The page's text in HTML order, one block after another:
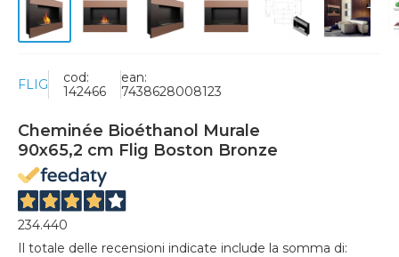
FLIG
cod:
142466
ean:
7438628008123
Cheminée Bioéthanol Murale
90x65,2 cm Flig Boston Bronze
234.440
Il totale delle recensioni indicate include la somma di: